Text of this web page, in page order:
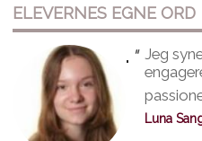
ELEVERNES EGNE ORD
" " Jeg
Luna